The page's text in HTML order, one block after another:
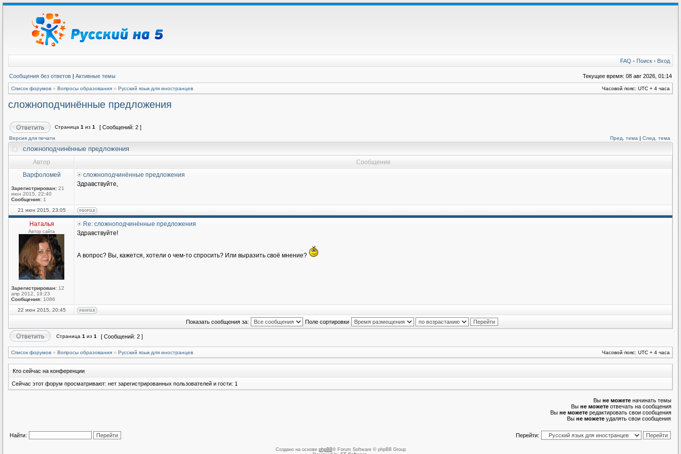
FAQ • Поиск • Вход
Сообщения без ответов | Активные темы Текущее время: 08 авг 2026, 01:14
Список форумов » Вопросы образования » Русский язык для иностранцев Часовой пояс: UTC + 4 часа
сложноподчинённые предложения
Страница 1 из 1 [ Сообщений: 2 ]
Версия для печати Пред. тема | След. тема
сложноподчинённые предложения
Автор
Сообщение
Варфоломей
Зарегистрирован: 21
июн 2015, 22:40
Сообщения: 1
сложноподчинённые предложения
Здравствуйте,
21 июн 2015, 23:05
Наталья
Автор сайта
Зарегистрирован: 12
апр 2012, 19:23
Сообщения: 1086
Re: сложноподчинённые предложения
Здравствуйте!
А вопрос? Вы, кажется, хотели о чем-то спросить? Или выразить своё мнение?
22 июн 2015, 20:45
Показать сообщения за: Поле сортировки
Страница 1 из 1 [ Сообщений: 2 ]
Список форумов » Вопросы образования » Русский язык для иностранцев Часовой пояс: UTC + 4 часа
Кто сейчас на конференции
Сейчас этот форум просматривают: нет зарегистрированных пользователей и гости: 1
Вы не можете начинать темы
Вы не можете отвечать на сообщения
Вы не можете редактировать свои сообщения
Вы не можете удалять свои сообщения
Найти: Перейти:
Создано на основе phpBB® Forum Software © phpBB Group